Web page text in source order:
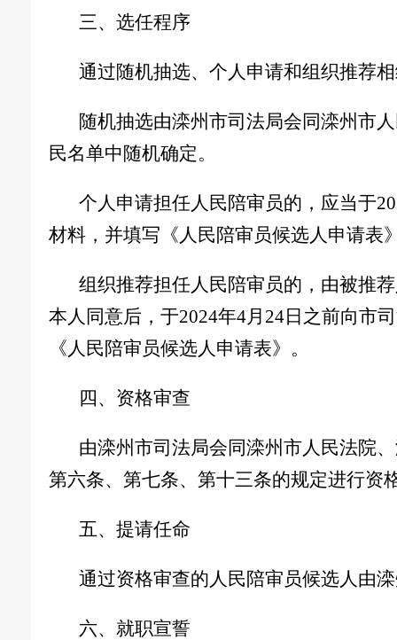
三、选任程序
通过随机抽选、个人申请和组织推荐
随机抽选由滦州市司法局会同滦州市
民名单中随机确定。
个人申请担任人民陪审员的 ， 应当于
材料 ， 并填写《人民陪审员候选人申请表
组织推荐担任人民陪审员的 ， 由被推
本人同意后 ， 于2024年4月 24日之前向市
《人民陪审员候选人申请表》。
四、资格审查
由滦州市司法局会同滦州市人民法院、
第六条、第七条、第十三条的规定进行资
五、提请任命
通过资格审查的人民陪审员候选人由
六、就职宣誓